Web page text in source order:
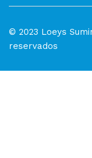
© 2023 Loeys
reservados